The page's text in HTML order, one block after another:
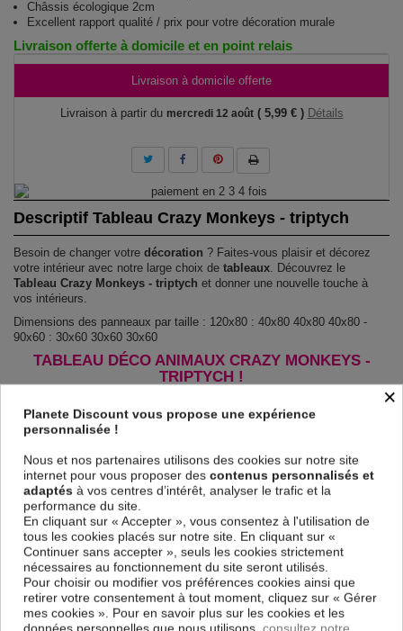
Châssis écologique 2cm
Excellent rapport qualité / prix pour votre décoration murale
Livraison offerte à domicile et en point relais
Livraison à domicile offerte
Livraison à partir du mercredi 12 août ( 5,99 € ) Détails
Descriptif Tableau Crazy Monkeys - triptych
Besoin de changer votre décoration ? Faites-vous plaisir et décorez
votre intérieur avec notre large choix de tableaux. Découvrez le
Tableau Crazy Monkeys - triptych et donner une nouvelle touche à
vos intérieurs.
Dimensions des panneaux par taille : 120x80 : 40x80 40x80 40x80 -
90x60 : 30x60 30x60 30x60
TABLEAU DÉCO ANIMAUX CRAZY MONKEYS -
TRIPTYCH !
est imprimé sur un papier intissé
spécial et de haute qualité qui reflète parfaitement les couleurs avec
des détails parfaitement reproduits. Grâce à une impression sur tous les
de l'environnement, vous pourrez suspendre le tableau immédiatement
sans avoir à l'encadrer.
Le Tableau Animaux Crazy Monkeys - triptych
rayons UV, inodore et 100 % sûr, parfait même pour la chambre à
coucher et la chambre des enfants.
Notre large choix de tableaux tendances et modernes constituent un
moyen simple et pas cher de donner une nouvelle touche à vos
intérieurs, il y en a pour tous les goût.
×
Planete Discount vous propose une expérience
personnalisée !
Nous et nos partenaires utilisons des cookies sur notre site
internet pour vous proposer des contenus personnalisés et
adaptés à vos centres d’intérêt, analyser le trafic et la
performance du site.
En cliquant sur « Accepter », vous consentez à l'utilisation de
tous les cookies placés sur notre site. En cliquant sur «
Continuer sans accepter », seuls les cookies strictement
nécessaires au fonctionnement du site seront utilisés.
Pour choisir ou modifier vos préférences cookies ainsi que
retirer votre consentement à tout moment, cliquez sur « Gérer
mes cookies ». Pour en savoir plus sur les cookies et les
données personnelles que nous utilisons, consultez notre